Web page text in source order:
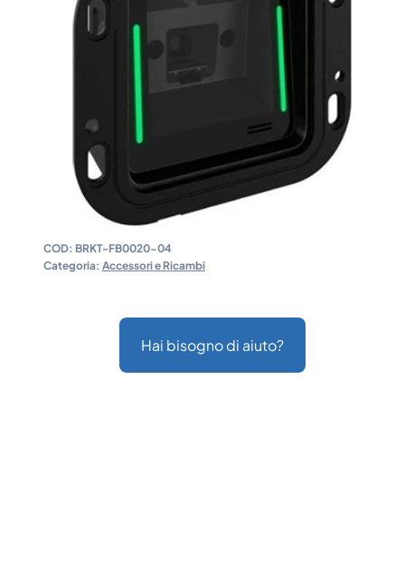
COD: BRKT-FB0020-04
Categoria: Accessori e Ricambi
Hai bisogno di aiuto?